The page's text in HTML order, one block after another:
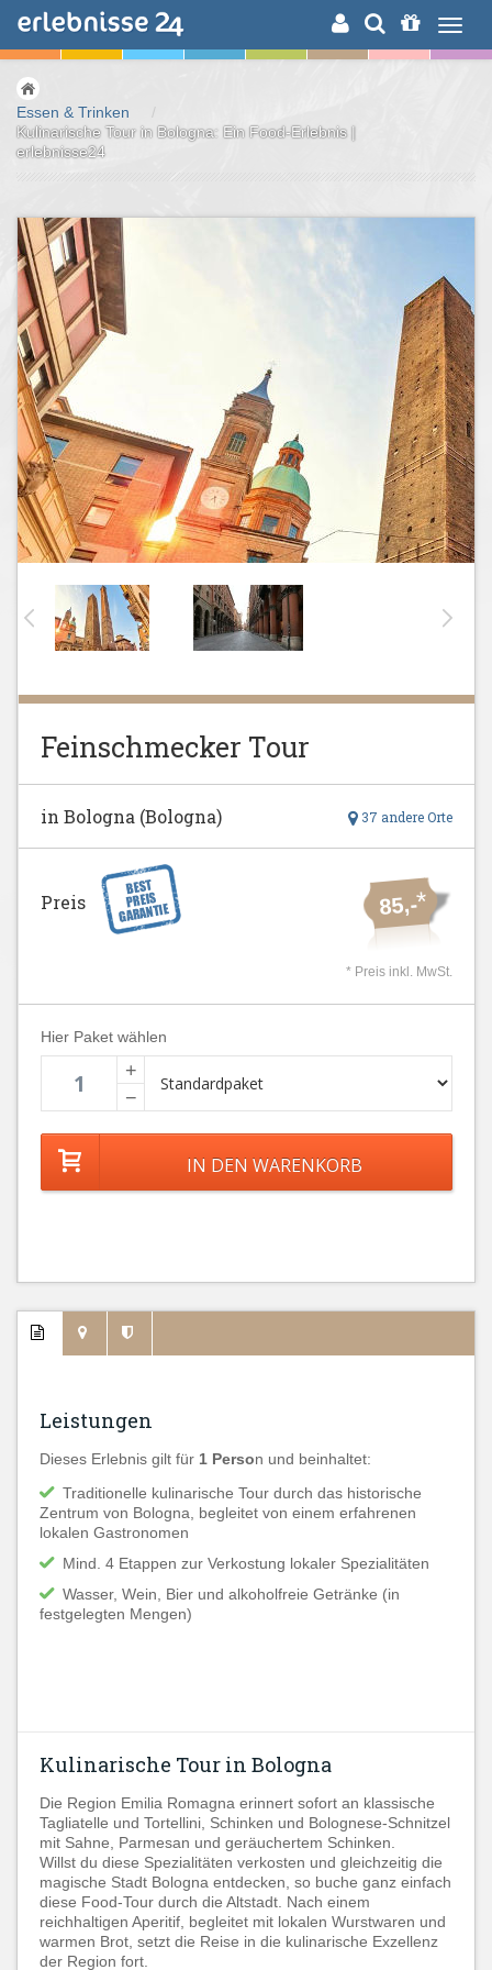
ERLEBNISSUCHE
Essen & Trinken
/
Kulinarische Tour in Bologna: Ein Food-Erlebnis |
erlebnisse24
Feinschmecker Tour
37 andere Orte
in Bologna (Bologna)
85,-*
Preis
* Preis inkl. MwSt.
Hier Paket wählen
+
−
Leistungen
Dieses Erlebnis gilt für 1 Person und beinhaltet:
Traditionelle kulinarische Tour durch das historische
Zentrum von Bologna, begleitet von einem erfahrenen
lokalen Gastronomen
Mind. 4 Etappen zur Verkostung lokaler Spezialitäten
Wasser, Wein, Bier und alkoholfreie Getränke (in
festgelegten Mengen)
Kulinarische Tour in Bologna
Die Region Emilia Romagna erinnert sofort an klassische
Tagliatelle und Tortellini, Schinken und Bolognese-Schnitzel
mit Sahne, Parmesan und geräuchertem Schinken.
Willst du diese Spezialitäten verkosten und gleichzeitig die
magische Stadt Bologna entdecken, so buche ganz einfach
diese Food-Tour durch die Altstadt. Nach einem
reichhaltigen Aperitif, begleitet mit lokalen Wurstwaren und
warmen Brot, setzt die Reise in die kulinarische Exzellenz
der Region fort.